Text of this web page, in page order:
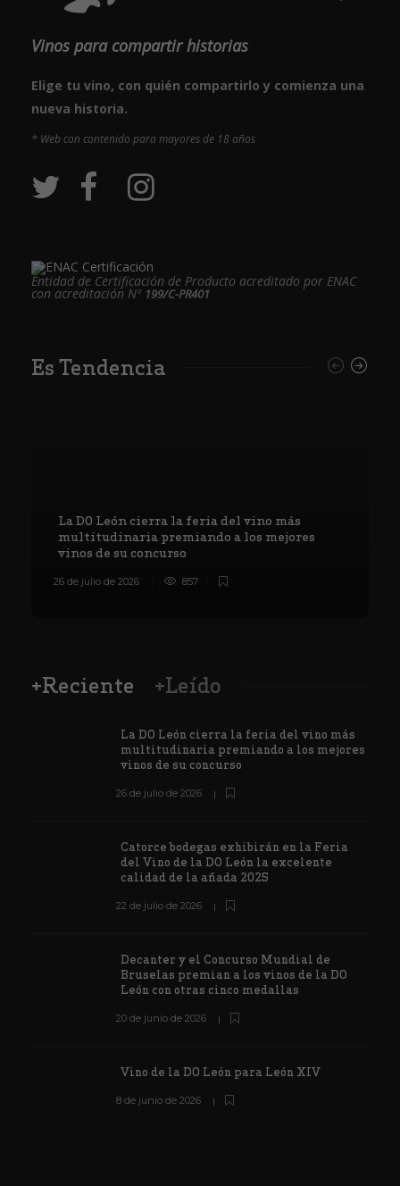
Vinos para compartir historias
Elige tu vino, con quién compartirlo y comienza una
nueva historia.
* Web con contenido para mayores de 18 años
Entidad de Certificación de Producto acreditado por ENAC
con acreditación Nº 199/C-PR401
Es Tendencia
La DO León cierra la feria del vino más
multitudinaria premiando a los mejores
vinos de su concurso
26 de julio de 2026 857
+Reciente +Leído
La DO León cierra la feria del vino más
multitudinaria premiando a los mejores
vinos de su concurso
26 de julio de 2026
Catorce bodegas exhibirán en la Feria
del Vino de la DO León la excelente
calidad de la añada 2025
22 de julio de 2026
Decanter y el Concurso Mundial de
Bruselas premian a los vinos de la DO
León con otras cinco medallas
20 de junio de 2026
Vino de la DO León para León XIV
8 de junio de 2026